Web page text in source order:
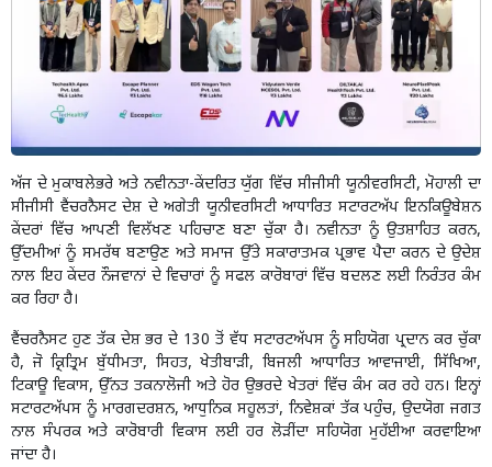
ਅੱਜ ਦੇ ਮੁਕਾਬਲੇਭਰੇ ਅਤੇ ਨਵੀਨਤਾ-ਕੇਂਦਰਿਤ ਯੁੱਗ ਵਿੱਚ ਸੀਜੀਸੀ ਯੂਨੀਵਰਸਿਟੀ, ਮੋਹਾਲੀ ਦਾ
ਸੀਜੀਸੀ ਵੈਂਚਰਨੈਸਟ ਦੇਸ਼ ਦੇ ਅਗੇਤੀ ਯੂਨੀਵਰਸਿਟੀ ਆਧਾਰਿਤ ਸਟਾਰਟਅੱਪ ਇਨਕਿਊਬੇਸ਼ਨ
ਕੇਂਦਰਾਂ ਵਿੱਚ ਆਪਣੀ ਵਿਲੱਖਣ ਪਹਿਚਾਣ ਬਣਾ ਚੁੱਕਾ ਹੈ। ਨਵੀਨਤਾ ਨੂੰ ਉਤਸ਼ਾਹਿਤ ਕਰਨ,
ਉੱਦਮੀਆਂ ਨੂੰ ਸਮਰੱਥ ਬਣਾਉਣ ਅਤੇ ਸਮਾਜ ਉੱਤੇ ਸਕਾਰਾਤਮਕ ਪ੍ਰਭਾਵ ਪੈਦਾ ਕਰਨ ਦੇ ਉਦੇਸ਼
ਨਾਲ ਇਹ ਕੇਂਦਰ ਨੌਜਵਾਨਾਂ ਦੇ ਵਿਚਾਰਾਂ ਨੂੰ ਸਫਲ ਕਾਰੋਬਾਰਾਂ ਵਿੱਚ ਬਦਲਣ ਲਈ ਨਿਰੰਤਰ ਕੰਮ
ਕਰ ਰਿਹਾ ਹੈ।
ਵੈਂਚਰਨੈਸਟ ਹੁਣ ਤੱਕ ਦੇਸ਼ ਭਰ ਦੇ 130 ਤੋਂ ਵੱਧ ਸਟਾਰਟਅੱਪਸ ਨੂੰ ਸਹਿਯੋਗ ਪ੍ਰਦਾਨ ਕਰ ਚੁੱਕਾ
ਹੈ, ਜੋ ਕ੍ਰਿਤ੍ਰਿਮ ਬੁੱਧੀਮਤਾ, ਸਿਹਤ, ਖੇਤੀਬਾੜੀ, ਬਿਜਲੀ ਆਧਾਰਿਤ ਆਵਾਜਾਈ, ਸਿੱਖਿਆ,
ਟਿਕਾਊ ਵਿਕਾਸ, ਉੱਨਤ ਤਕਨਾਲੋਜੀ ਅਤੇ ਹੋਰ ਉਭਰਦੇ ਖੇਤਰਾਂ ਵਿੱਚ ਕੰਮ ਕਰ ਰਹੇ ਹਨ। ਇਨ੍ਹਾਂ
ਸਟਾਰਟਅੱਪਸ ਨੂੰ ਮਾਰਗਦਰਸ਼ਨ, ਆਧੁਨਿਕ ਸਹੂਲਤਾਂ, ਨਿਵੇਸ਼ਕਾਂ ਤੱਕ ਪਹੁੰਚ, ਉਦਯੋਗ ਜਗਤ
ਨਾਲ ਸੰਪਰਕ ਅਤੇ ਕਾਰੋਬਾਰੀ ਵਿਕਾਸ ਲਈ ਹਰ ਲੋੜੀਂਦਾ ਸਹਿਯੋਗ ਮੁਹੱਈਆ ਕਰਵਾਇਆ
ਜਾਂਦਾ ਹੈ।